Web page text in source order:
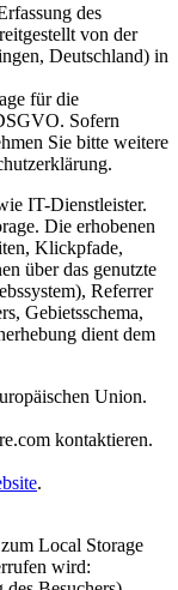
des
von der
Deutschland) in
für die
Sofern
Sie bitte weitere
IT-Dienstleister.
Die erhobenen
Klickpfade,
über das genutzte
Referrer
Gebietsschema,
dient dem
Union.
kontaktieren.
.
Local Storage
wird: